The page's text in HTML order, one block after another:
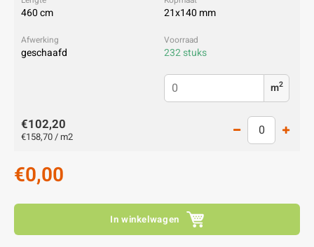
460 cm 21x140 mm
geschaafd 232 stuks
m2
€102,20
€158,70 / m2
€0,00
In winkelwagen